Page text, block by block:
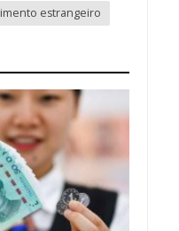
estrangeiro